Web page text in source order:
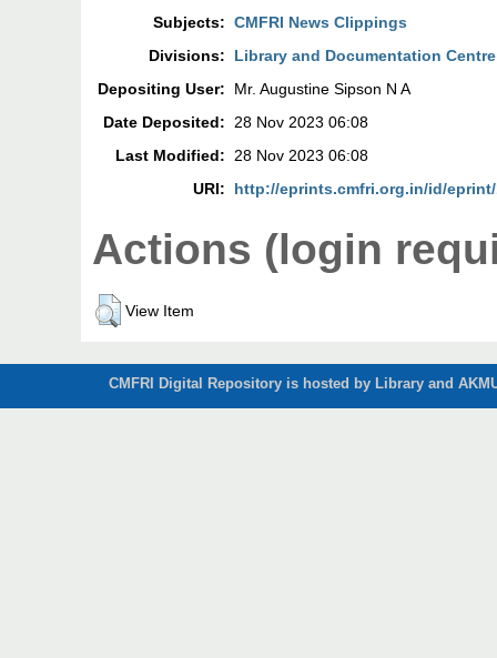
Subjects: CMFRI News Clippings
Divisions:
Library and Documentation Centre
Depositing User:
Mr. Augustine Sipson N A
Date Deposited: 28 Nov 2023 06:08
Last Modified: 28 Nov 2023 06:08
URI:
http://eprints.cmfri.org.in/id/eprint/
Actions (login
View Item
CMFRI Digital Repository is hosted by Library and